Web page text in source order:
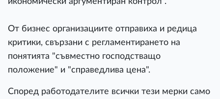
От бизнес организациите отправиха и редица
критики, свързани с регламентирането на
понятията "съвместно господстващо
положение" и "справедлива цена".
Според работодателите всички тези мерки само